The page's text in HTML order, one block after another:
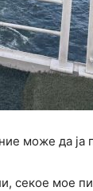
може да ја
секое мое